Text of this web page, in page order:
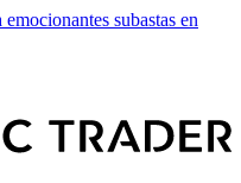
emocionantes subastas en